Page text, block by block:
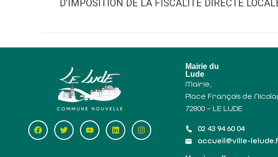
D’IMPOSITION DE LA FISCALITE DIRECTE
Mairie du
Lude
Mairie,
Place François de
72800 – LE LUDE
02 43 94 60 04
accueil@ville-